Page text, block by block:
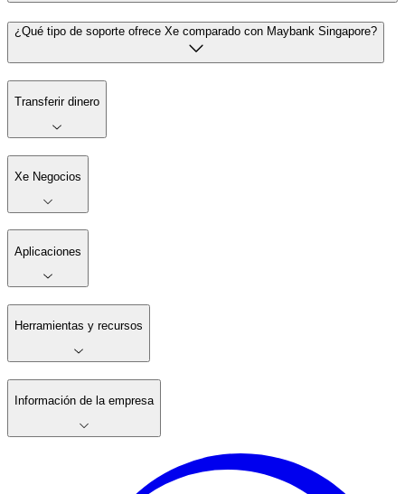
¿Qué tipo de soporte ofrece Xe comparado con Maybank Singapore?
Transferir dinero
Xe Negocios
Aplicaciones
Herramientas y recursos
Información de la empresa